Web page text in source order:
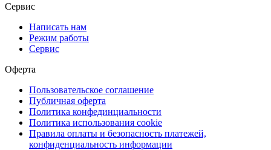
Сервис
Написать нам
Режим работы
Сервис
Оферта
Пользовательское соглашение
Публичная оферта
Политика конфединциальности
Политика использования cookie
Правила оплаты и безопасность платежей,
конфиденциальность информации